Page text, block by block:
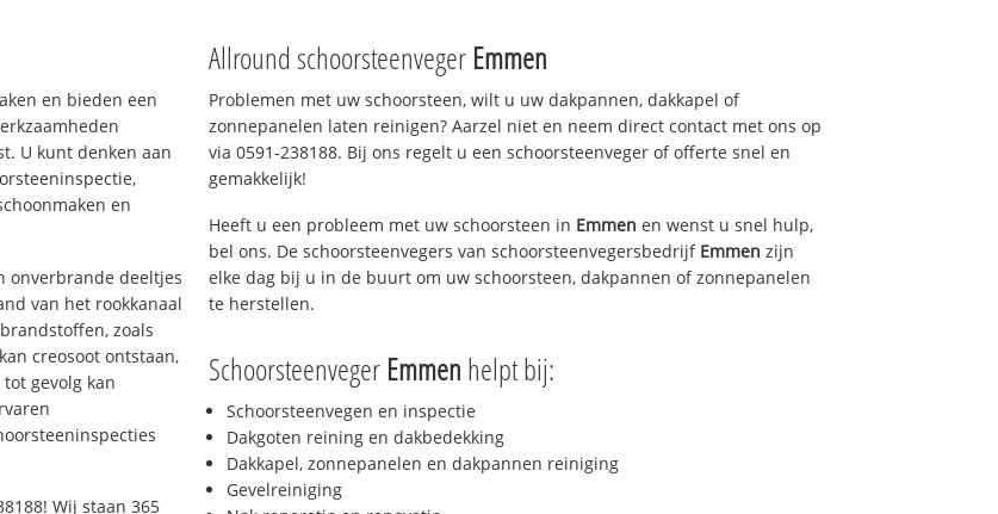
en bieden een
U kunt denken aan
en
onverbrande deeltjes
van het rookkanaal
zoals
creosoot ontstaan,
gevolg kan
Wij staan 365
Allround schoorsteenveger Emmen
Problemen met uw schoorsteen, wilt u uw dakpannen, dakkapel of
zonnepanelen laten reinigen? Aarzel niet en neem direct contact met ons op
via 0591-238188. Bij ons regelt u een schoorsteenveger of offerte snel en
gemakkelijk!
Heeft u een probleem met uw schoorsteen in Emmen en wenst u snel hulp,
bel ons. De schoorsteenvegers van schoorsteenvegersbedrijf Emmen zijn
elke dag bij u in de buurt om uw schoorsteen, dakpannen of zonnepanelen
te herstellen.
Schoorsteenveger Emmen helpt bij:
Schoorsteenvegen en inspectie
Dakgoten reining en dakbedekking
Dakkapel, zonnepanelen en dakpannen reiniging
Gevelreiniging